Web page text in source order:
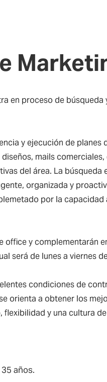
en proceso de
y ejecución de planes
mails
del área. La búsqueda
organizada y
por la
office y complementarán
será de lunes a viernes
condiciones de
orienta a obtener los
flexibilidad y una cultura
años.